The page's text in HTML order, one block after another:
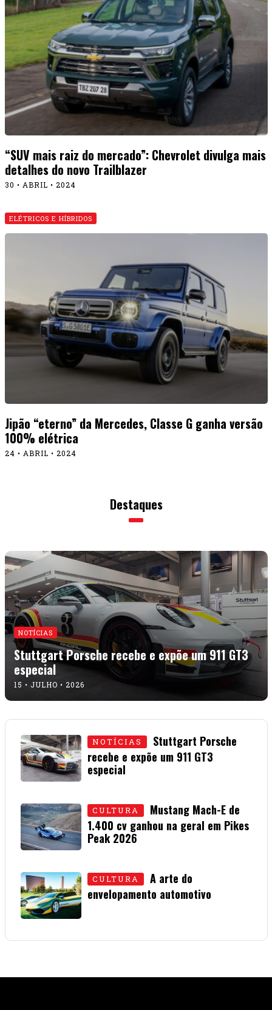
“SUV mais raiz do mercado”: Chevrolet divulga mais
detalhes do novo Trailblazer
30 • ABRIL • 2024
ELÉTRICOS E HÍBRIDOS
Jipão “eterno” da Mercedes, Classe G ganha versão
100% elétrica
24 • ABRIL • 2024
Destaques
NOTÍCIAS
Stuttgart Porsche recebe e expõe um 911 GT3
especial
15 • JULHO • 2026
NOTÍCIAS
Stuttgart Porsche
recebe e expõe um 911 GT3
especial
CULTURA
Mustang Mach-E de
1.400 cv ganhou na geral em Pikes
Peak 2026
CULTURA
A arte do
envelopamento automotivo